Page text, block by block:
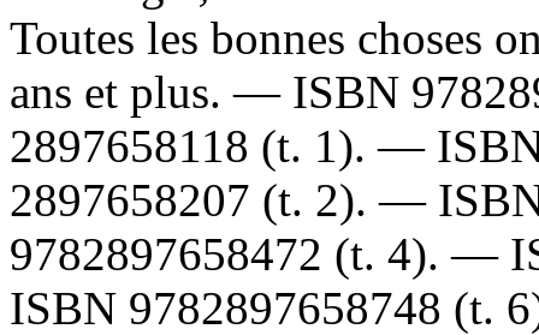
Toutes les bonnes choses
ans et plus. — ISBN
2897658118 (t. 1). —
2897658207 (t. 2). —
9782897658472 (t. 4). —
ISBN 9782897658748 (t.